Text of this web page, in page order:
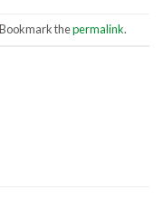
thepermalink.